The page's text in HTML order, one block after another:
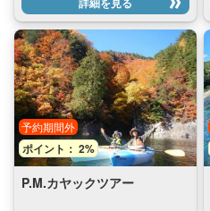
ポイント： 2%
予約期間外
P.M.カヤックツアー